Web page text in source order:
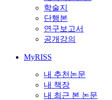
학술지
단행본
연구보고서
공개강의
MyRISS
내 추천논문
내 책장
내 최근 본 논문